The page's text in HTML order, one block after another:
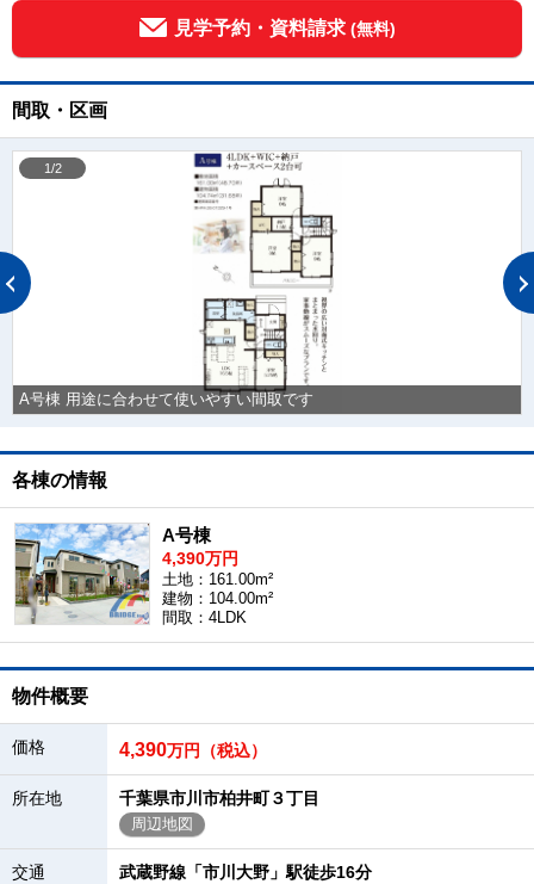
見学予約・資料請求 (無料)
間取・区画
A号棟 用途に合わせて使いやすい間取です
1/2
各棟の情報
A号棟
4,390万円
土地：161.00m²
建物：104.00m²
間取：4LDK
物件概要
価格 4,390万円（税込）
所在地 千葉県市川市柏井町３丁目
周辺地図
交通
武蔵野線「市川大野」駅徒歩16分